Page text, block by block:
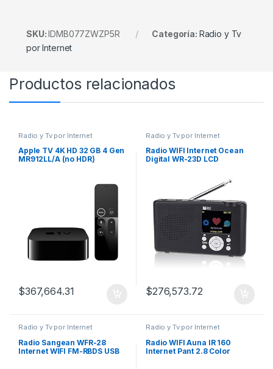
SKU:IDMB077ZWZP5R Categoría: Radio y Tv
por Internet
Productos relacionados
Radio y Tv por Internet
Apple TV 4K HD 32 GB 4 Gen
MR912LL/A (no HDR)
$367,664.31
Radio y Tv por Internet
Radio WIFI Internet Ocean
Digital WR-23D LCD
$276,573.72
Radio y Tv por Internet
Radio Sangean WFR-28
Internet WIFI FM-RBDS USB
Radio y Tv por Internet
Radio WIFI Auna IR 160
Internet Pant 2.8 Color